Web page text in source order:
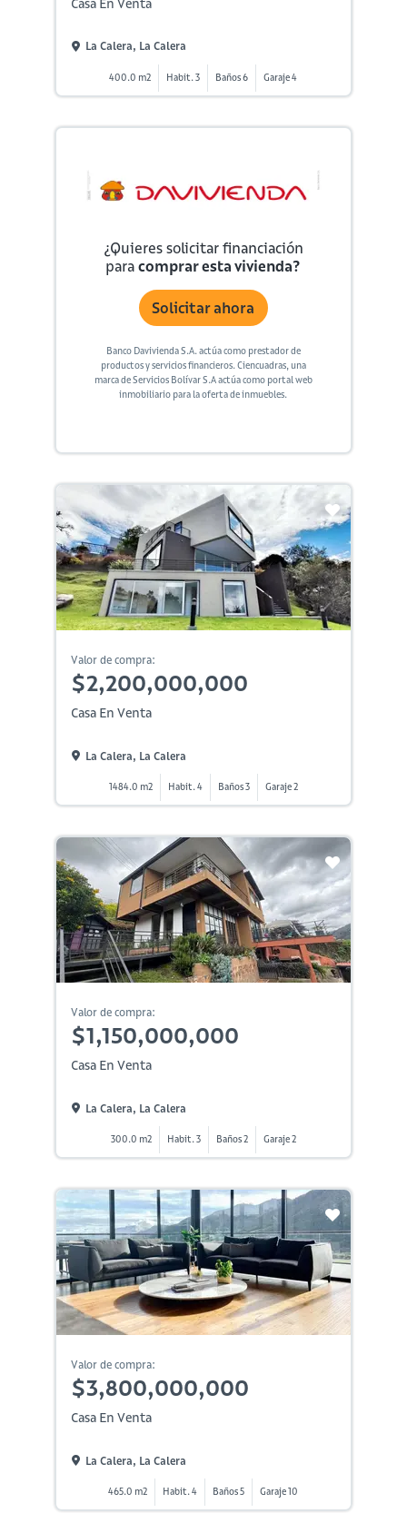
Casa En Venta
La Calera, La Calera
400.0 m2 Habit. 3 Baños 6 Garaje 4
¿Quieres solicitar financiación
paracomprar esta vivienda?
Solicitar ahora
Banco Davivienda S.A. actúa como prestador de
productos y servicios financieros. Ciencuadras, una
marca de Servicios Bolívar S.A actúa como portal web
inmobiliario para la oferta de inmuebles.
Valor de compra:
$2,200,000,000
Casa En Venta
La Calera, La Calera
1484.0 m2 Habit. 4 Baños 3 Garaje 2
Valor de compra:
$1,150,000,000
Casa En Venta
La Calera, La Calera
300.0 m2 Habit. 3 Baños 2 Garaje 2
Valor de compra:
$3,800,000,000
Casa En Venta
La Calera, La Calera
465.0 m2 Habit. 4 Baños 5 Garaje 10